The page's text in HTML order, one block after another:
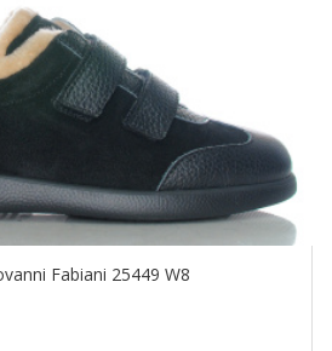
Fabiani 25449 W8